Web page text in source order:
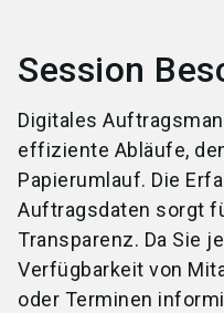
Session
Digitales
effiziente Abläufe,
Papierumlauf. Die
Auftragsdaten sorgt
Transparenz. Da Sie
Verfügbarkeit von
oder Terminen